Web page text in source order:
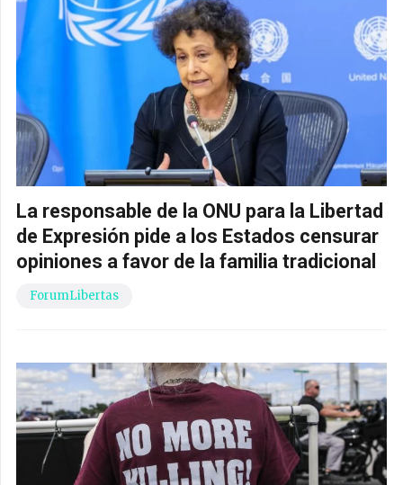
La responsable de la ONU para la Libertad
de Expresión pide a los Estados censurar
opiniones a favor de la familia tradicional
ForumLibertas